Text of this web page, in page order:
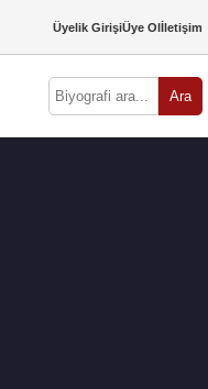
Üyelik GirişiÜye Olİletişim
Ara